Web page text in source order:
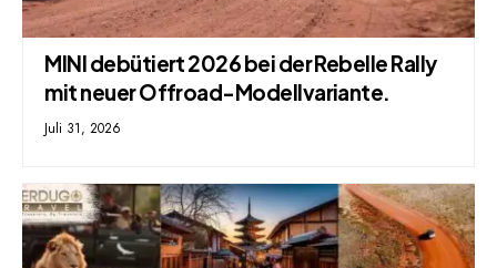
MINI debütiert 2026 bei der Rebelle Rally
mit neuer Offroad-Modellvariante.
Juli 31, 2026